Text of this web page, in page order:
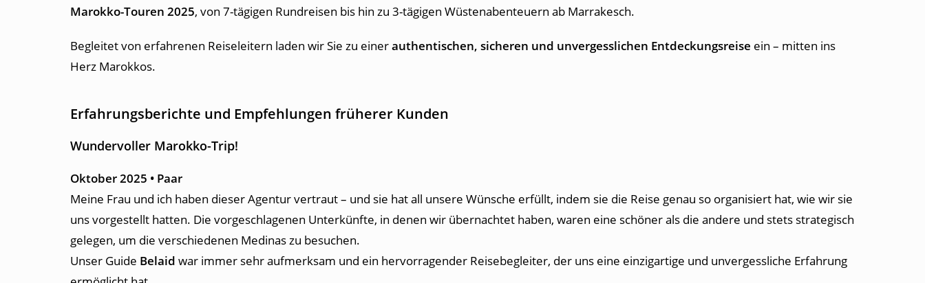
Marokko-Touren 2025, von 7-tägigen Rundreisen bis hin zu 3-tägigen Wüstenabenteuern ab Marrakesch.
Begleitet von erfahrenen Reiseleitern laden wir Sie zu einerauthentischen, sicheren und unvergesslichen Entdeckungsreise ein – mitten ins
Herz Marokkos.
Erfahrungsberichte und Empfehlungen früherer Kunden
Wundervoller Marokko-Trip!
Oktober 2025 • Paar
Meine Frau und ich haben dieser Agentur vertraut – und sie hat all unsere Wünsche erfüllt, indem sie die Reise genau so organisiert hat, wie wir sie
uns vorgestellt hatten. Die vorgeschlagenen Unterkünfte, in denen wir übernachtet haben, waren eine schöner als die andere und stets strategisch
gelegen, um die verschiedenen Medinas zu besuchen.
Unser Guide Belaid war immer sehr aufmerksam und ein hervorragender Reisebegleiter, der uns eine einzigartige und unvergessliche Erfahrung